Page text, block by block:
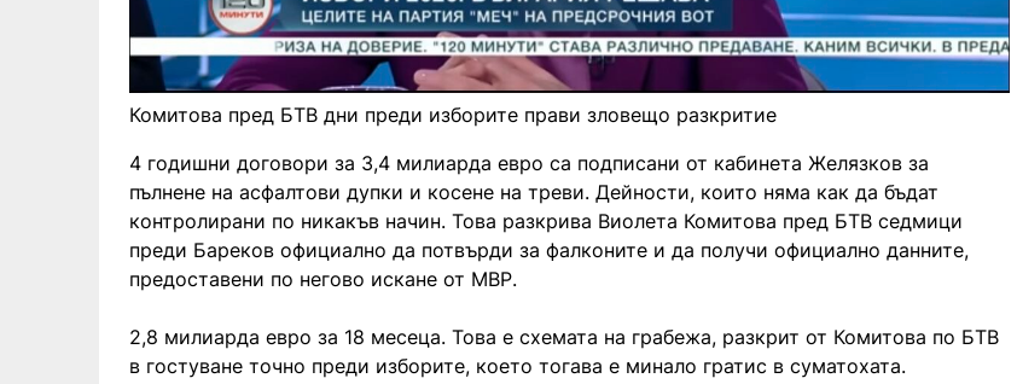
Комитова пред БТВ дни преди изборите прави зловещо разкритие
4 годишни договори за 3,4 милиарда евро са подписани от кабинета Желязков за
пълнене на асфалтови дупки и косене на треви. Дейности, които няма как да бъдат
контролирани по никакъв начин. Това разкрива Виолета Комитова пред БТВ седмици
преди Бареков официално да потвърди за фалконите и да получи официално данните,
предоставени по негово искане от МВР.
2,8 милиарда евро за 18 месеца. Това е схемата на грабежа, разкрит от Комитова по БТВ
в гостуване точно преди изборите, което тогава е минало гратис в суматохата.